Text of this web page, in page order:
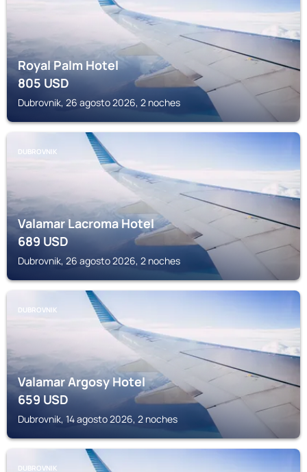
Royal Palm Hotel
805USD
Dubrovnik, 26 agosto 2026, 2 noches
DUBROVNIK
Valamar Lacroma Hotel
689USD
Dubrovnik, 26 agosto 2026, 2 noches
DUBROVNIK
Valamar Argosy Hotel
659USD
Dubrovnik, 14 agosto 2026, 2 noches
DUBROVNIK